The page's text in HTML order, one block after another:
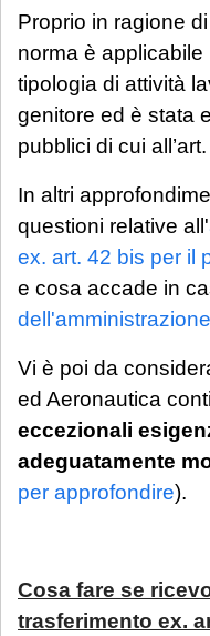
Proprio in ragione
norma è
tipologia di attività
genitore ed è stata
pubblici di cui
In altri
questioni relative all'
ex. art. 42 bis per il
e cosa accade in
dell'amministrazione
Vi è poi da
ed Aeronautica
eccezionali
adeguatamente
per approfondire).
Cosa fare se
trasferimento ex.
Per tali
email: la Sua
esclusivamente
da parte dello
modalità di
Se è già cliente
non
sullo stato della
rinviabili)
a partire dal 1°